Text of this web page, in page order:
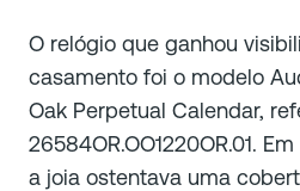
O relógio que ganhou
casamento foi o modelo
Oak Perpetual Calendar,
26584OR.OO1220OR.01.
a joia ostentava uma